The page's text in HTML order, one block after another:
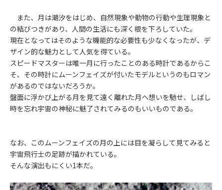
また、月は潮汐をはじめ、自然現象や動物の行動や生理現象と
の結びつきがあり、人間の生活にも深く根を下ろしていた。
現在となってはそのような機能的な必要性も少なくなったが、デ
ザイン的な魅力として人気を得ている。
スピードマスターは唯一月に行ったことのある時計であるからこ
そ、その時計にムーンフェイズが付いたモデルというのもロマン
があるのではないだろうか。
盤面に浮かび上がる月を見て遠く離れた月へ想いを馳せ、しばし
時を忘れ宇宙の神秘に魅了されてみるのもいいものである。
なお、このムーンフェイズの月の上には目を凝らして見てみると
宇宙飛行士の足跡が描かれている。
そんな演出もにくい1本だ。